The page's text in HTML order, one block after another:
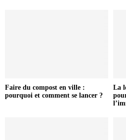
Faire du compost en ville :
pourquoi et comment se lancer ?
La